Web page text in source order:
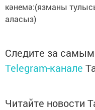
кә­немә:(язманы
аласыз)
Следите за
Telegram-канале
Читайте новости